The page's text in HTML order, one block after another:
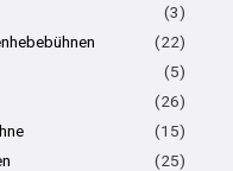
(3)
(22)
(5)
(26)
(15)
(25)